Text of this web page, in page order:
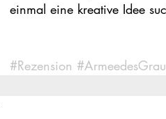
einmal eine kreative Idee
#Rezension